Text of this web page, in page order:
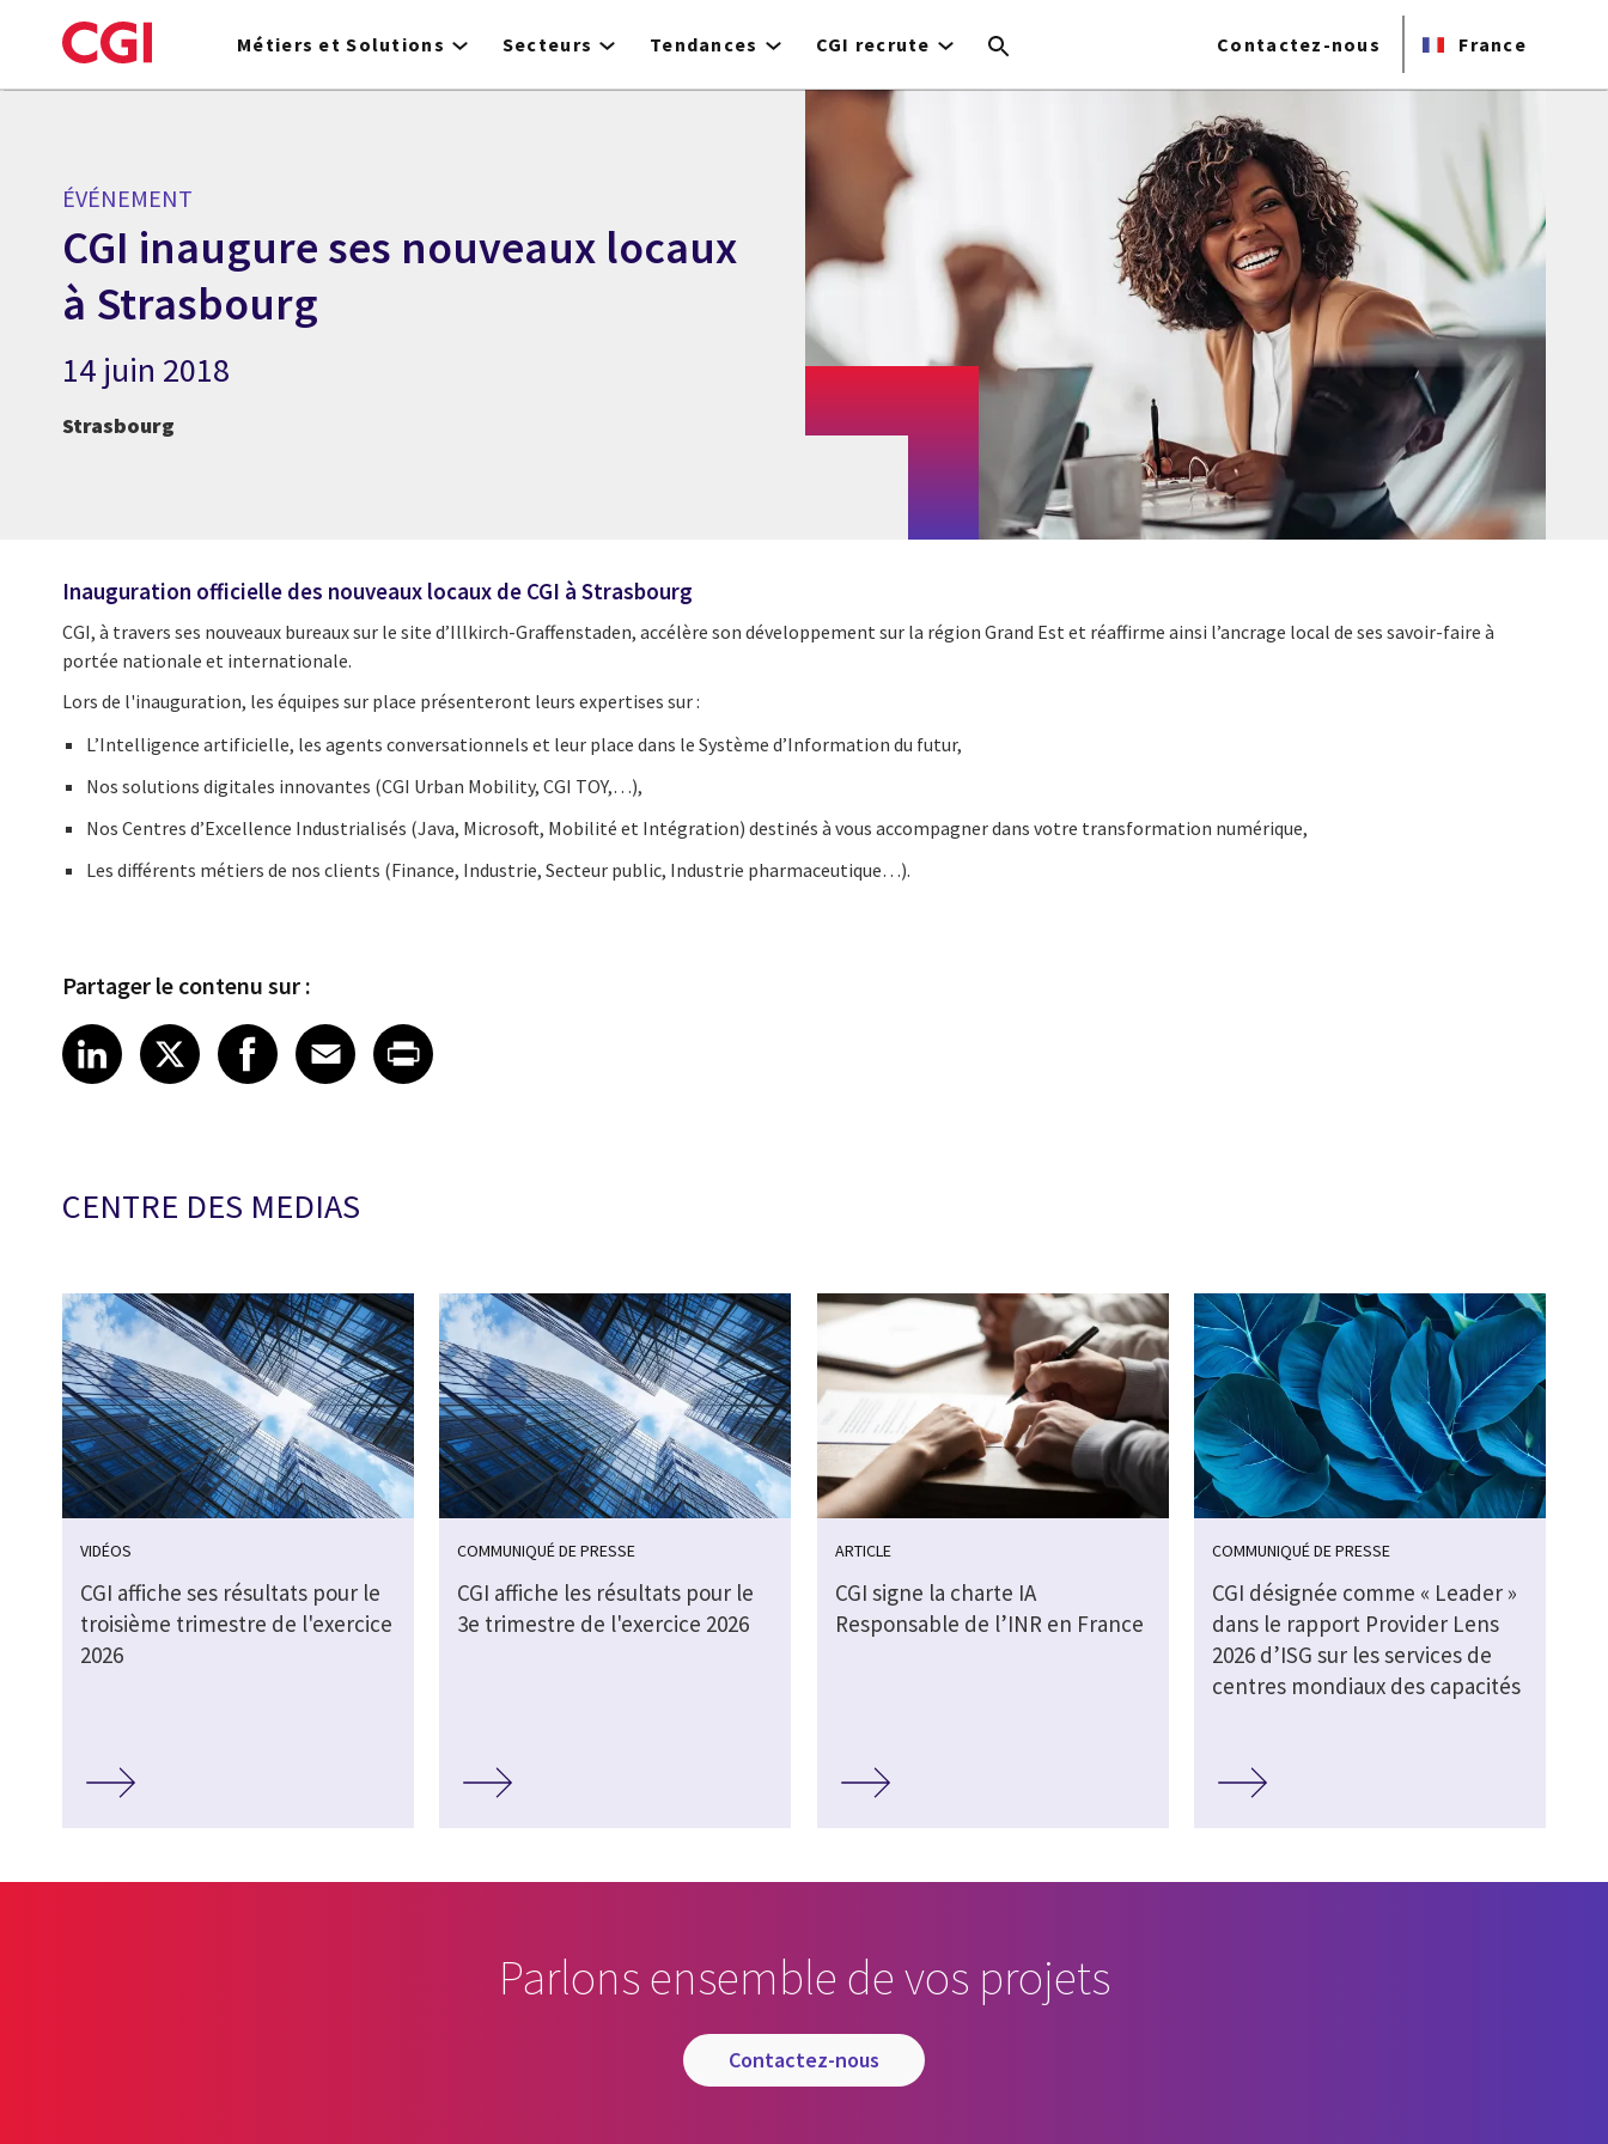
to
Métiers et Solutions Secteurs Tendances CGI recrute Contactez-nous France
ÉVÉNEMENT
CGI inaugure ses nouveaux locaux
à Strasbourg
14 juin 2018
Strasbourg
Inauguration officielle des nouveaux locaux de CGI à Strasbourg
CGI, à travers ses nouveaux bureaux sur le site d’Illkirch-Graffenstaden, accélère son développement sur la région Grand Est et réaffirme ainsi l’ancrage local de ses savoir-faire à
portée nationale et internationale.
Lors de l'inauguration, les équipes sur place présenteront leurs expertises sur :
L’Intelligence artificielle, les agents conversationnels et leur place dans le Système d’Information du futur,
Nos solutions digitales innovantes (CGI Urban Mobility, CGI TOY,…),
Nos Centres d’Excellence Industrialisés (Java, Microsoft, Mobilité et Intégration) destinés à vous accompagner dans votre transformation numérique,
Les différents métiers de nos clients (Finance, Industrie, Secteur public, Industrie pharmaceutique…).
Partager le contenu sur :
Share article on LinkedIn
LinkedIn
Share article on X
XShare article on Facebook
Facebook
Share article on Email
Email
Share article on Print
CENTRE DES MEDIAS
VIDÉOS
CGI affiche ses résultats pour le
troisième trimestre de l'exercice
2026
COMMUNIQUÉ DE PRESSE
CGI affiche les résultats pour le
3e trimestre de l'exercice 2026
ARTICLE
CGI signe la charte IA
Responsable de l’INR en France
COMMUNIQUÉ DE PRESSE
CGI désignée comme « Leader »
dans le rapport Provider Lens
2026 d’ISG sur les services de
centres mondiaux des capacités
Parlons ensemble de vos projets
contactez-nous